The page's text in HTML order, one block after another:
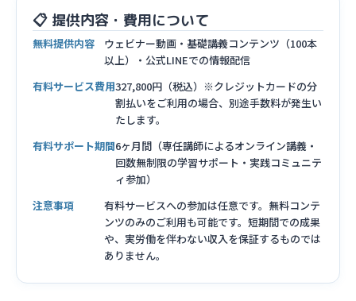
📋 提供内容・費用について
無料提供内容
ウェビナー動画・基礎講義コンテンツ（100本
以上）・公式LINEでの情報配信
有料サービス費用327,800円（税込）※クレジットカードの分
割払いをご利用の場合、別途手数料が発生い
たします。
有料サポート期間6ヶ月間（専任講師によるオンライン講義・
回数無制限の学習サポート・実践コミュニテ
ィ参加）
注意事項
有料サービスへの参加は任意です。無料コンテ
ンツのみのご利用も可能です。短期間での成果
や、実労働を伴わない収入を保証するものでは
ありません。